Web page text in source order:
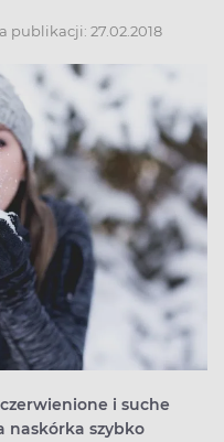
publikacji: 27.02.2018
i suche
naskórka szybko